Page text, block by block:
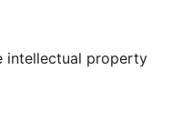
intellectual property